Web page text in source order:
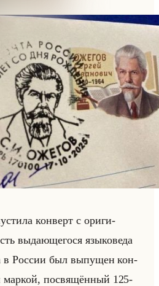
кон­верт с ори­ги­
вы­да­юще­го­ся язы­ко­ве­да
в Рос­сии был вы­пу­щен кон­
мар­кой, по­свя­щён­ный 125-